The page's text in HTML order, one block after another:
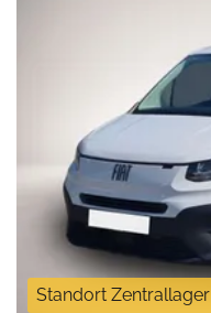
Standort Zentrallager